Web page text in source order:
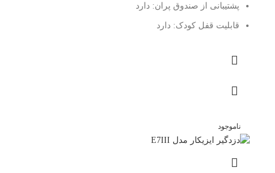
پشتیبانی از صندوق پران: دارد
قابلیت قفل کودک: دارد
ناموجود